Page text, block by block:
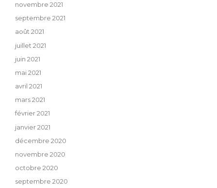
novembre 2021
septembre 2021
août 2021
juillet 2021
juin 2021
mai 2021
avril 2021
mars 2021
février 2021
janvier 2021
décembre 2020
novembre 2020
octobre 2020
septembre 2020